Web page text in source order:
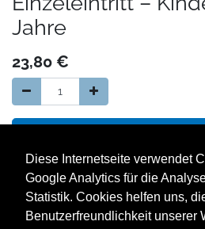
Diese Internetseite verwendet
Google Analytics für die
Statistik. Cookies helfen uns,
Benutzerfreundlichkeit unserer
Jahre
23,80 €
14 Tage Geld zurück Garantie
kostenloser Versand in Deutschland